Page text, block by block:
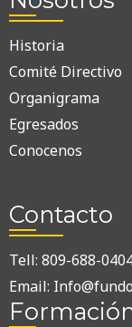
Historia
Comité Directivo
Organigrama
Egresados
Conocenos
Contacto
Tell: 809-688-
Email: